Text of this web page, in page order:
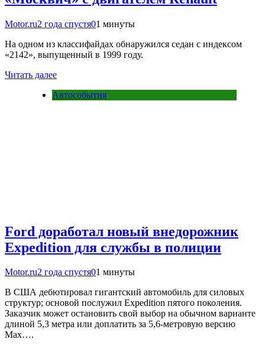
Motor.ru2 года спустя01 минуты
На одном из классифайдах обнаружился седан с индексом
«2142», выпущенный в 1999 году.
Читать далее
Автособытия
Ford доработал новый внедорожник
Expedition для службы в полиции
Motor.ru2 года спустя01 минуты
В США дебютировал гигантский автомобиль для силовых
структур; основой послужил Expedition пятого поколения.
Заказчик может остановить свой выбор на обычном варианте
длиной 5,3 метра или доплатить за 5,6-метровую версию
Max….